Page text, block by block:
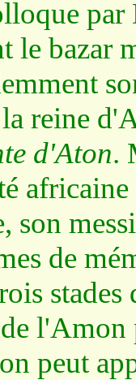
le bazar
reine
d'Aton.
son
de
peut